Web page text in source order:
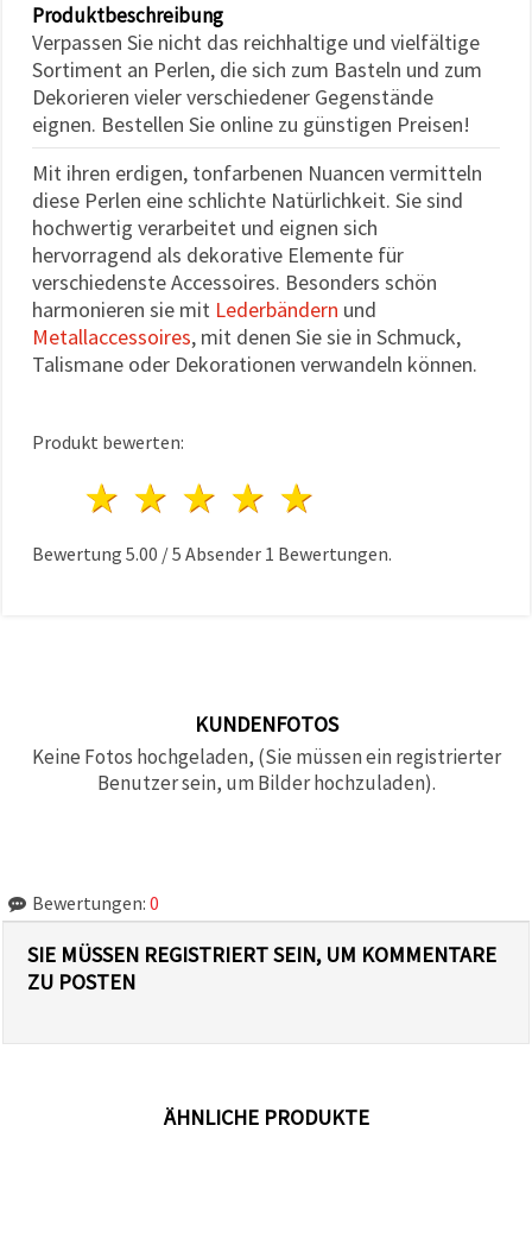
Produktbeschreibung
Verpassen Sie nicht das reichhaltige und vielfältige
Sortiment an Perlen, die sich zum Basteln und zum
Dekorieren vieler verschiedener Gegenstände
eignen. Bestellen Sie online zu günstigen Preisen!
Mit ihren erdigen, tonfarbenen Nuancen vermitteln
diese Perlen eine schlichte Natürlichkeit. Sie sind
hochwertig verarbeitet und eignen sich
hervorragend als dekorative Elemente für
verschiedenste Accessoires. Besonders schön
harmonieren sie mit Lederbändern und
Metallaccessoires, mit denen Sie sie in Schmuck,
Talismane oder Dekorationen verwandeln können.
Produkt bewerten:
4 Sterne
3 Sterne
2 Sterne
1 Stern
Bewertung 5.00 /5 Absender 1 Bewertungen.
KUNDENFOTOS
Keine Fotos hochgeladen, (Sie müssen ein registrierter
Benutzer sein, um Bilder hochzuladen).
Bewertungen: 0
SIE MÜSSEN REGISTRIERT SEIN, UM KOMMENTARE
ZU POSTEN
ÄHNLICHE PRODUKTE